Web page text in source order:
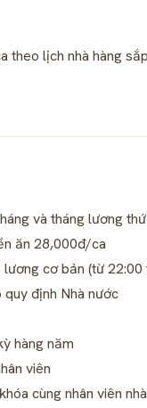
theo lịch nhà hàng
và tháng lương
ăn 28,000đ/ca
cơ bản (từ
định Nhà nước
hàng năm
viên
cùng nhân viên